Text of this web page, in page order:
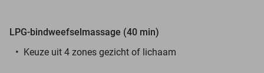
LPG-bindweefselmassage (40 min)
Keuze uit 4 zones gezicht of lichaam